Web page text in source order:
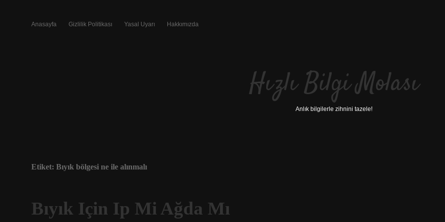
Anasayfa Gizlilik Politikası Yasal Uyarı Hakkımızda
Hızlı Bilgi Molası
Anlık bilgilerle zihnini tazele!
Etiket: Bıyık bölgesi ne ile alınmalı
Bıyık Için Ip Mi Ağda Mı